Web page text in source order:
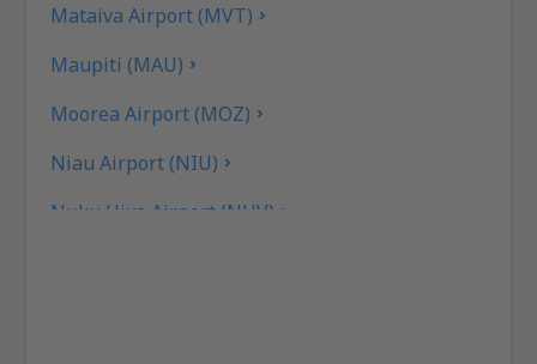
Mataiva Airport (MVT)
Maupiti (MAU)
Moorea Airport (MOZ)
Niau Airport (NIU)
Nuku Hiva Airport (NHV)